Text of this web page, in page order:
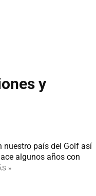
y
nuestro país del Golf así
algunos años con
»